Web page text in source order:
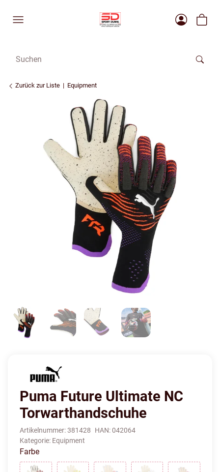
Zurück zur Liste Equipment
Puma Future Ultimate NC
Torwarthandschuhe
Artikelnummer:381428 HAN:042064
Kategorie: Equipment
Farbe